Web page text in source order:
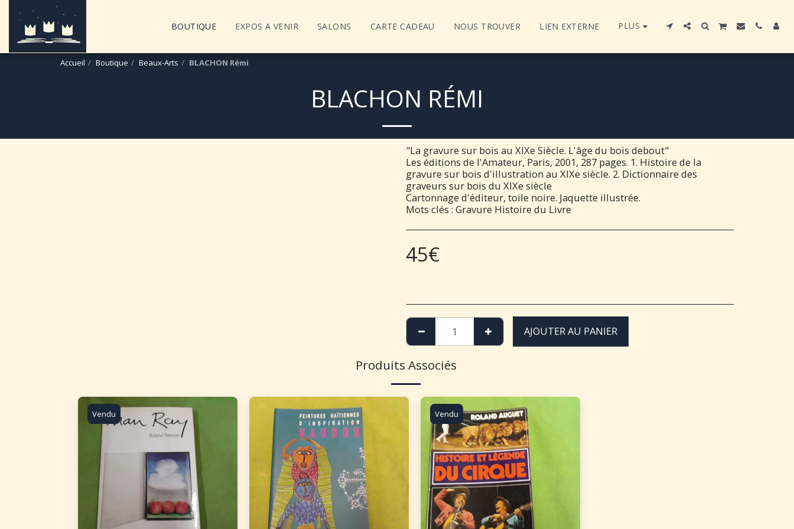
BOUTIQUE EXPOS A VENIR SALONS CARTE CADEAU NOUS TROUVER LIEN EXTERNE PLUS
Accueil Boutique Beaux-Arts BLACHON Rémi
BLACHON RÉMI
"La gravure sur bois au XIXe Siècle. L'âge du bois debout"
Les éditions de l'Amateur, Paris, 2001, 287 pages. 1. Histoire de la
gravure sur bois d'illustration au XIXe siècle. 2. Dictionnaire des
graveurs sur bois du XIXe siècle
Cartonnage d'éditeur, toile noire. Jaquette illustrée.
Mots clés : Gravure Histoire du Livre
45€
AJOUTER AU PANIER
Produits Associés
Vendu Vendu